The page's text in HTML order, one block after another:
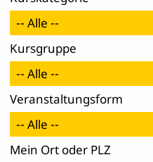
Kurs­gruppe
Veranstaltungsform
Mein Ort oder PLZ